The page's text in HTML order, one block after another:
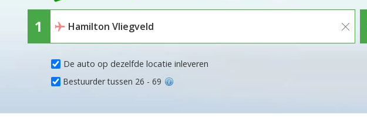
De auto op dezelfde locatie inleveren
Bestuurder tussen 26 - 69